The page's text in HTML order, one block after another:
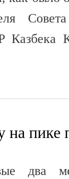
пике
два